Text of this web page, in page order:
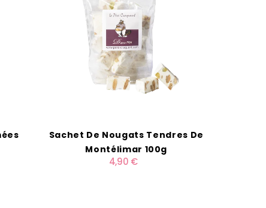
Sachet De Nougats Tendres De
Montélimar 100g
4,90 €